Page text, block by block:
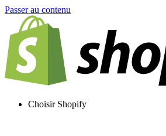
Passer au contenu
Choisir Shopify